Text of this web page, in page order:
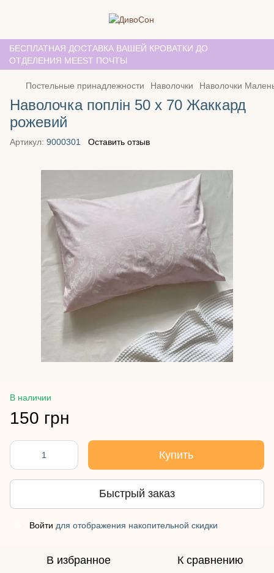
БЕСПЛАТНАЯ ДОСТАВКА ВАШЕЙ КРОВАТКИ ДО
ОТДЕЛЕНИЯ MEEST ПОЧТЫ
Постельные принадлежности Наволочки Наволочки
Наволочка поплін 50 х 70 Жаккард
рожевий
Артикул: 9000301 Оставить отзыв
В наличии
150 грн
Купить
Быстрый заказ
Войти для отображения накопительной скидки
В избранное К сравнению